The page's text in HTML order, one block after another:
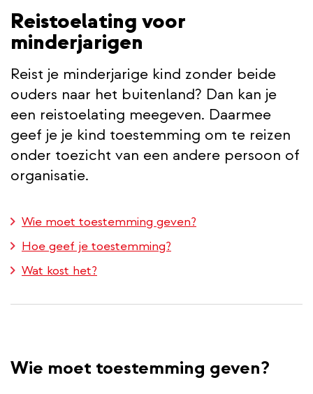
Reistoelating voor
minderjarigen
Reist je minderjarige kind zonder beide
ouders naar het buitenland? Dan kan je
een reistoelating meegeven. Daarmee
geef je je kind toestemming om te reizen
onder toezicht van een andere persoon of
organisatie.
Wie moet toestemming geven?
Hoe geef je toestemming?
Wat kost het?
Wie moet toestemming geven?